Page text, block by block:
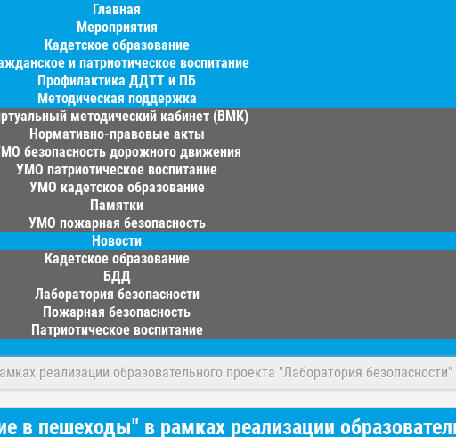
Главная
Мероприятия
Кадетское образование
и патриотическое воспитание
Профилактика ДДТТ и ПБ
Методическая поддержка
методический кабинет (ВМК)
Нормативно-правовые акты
безопасность дорожного движения
УМО патриотическое воспитание
УМО кадетское образование
Памятки
УМО пожарная безопасность
Новости
Кадетское образование
БДД
Лаборатория безопасности
Пожарная безопасность
Патриотическое воспитание
реализации образовательного проекта "Лаборатория безопасности"
в пешеходы" в рамках реализации